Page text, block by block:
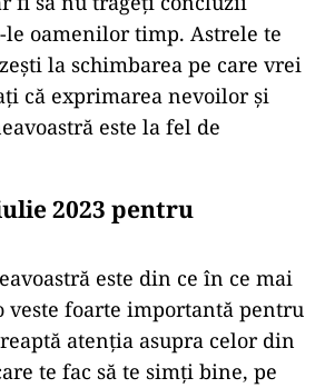
oamenilor timp. Astrele te
la schimbarea pe care vrei
că exprimarea nevoilor și
este la fel de
2023 pentru
este din ce în ce mai
veste foarte importantă pentru
atenția asupra celor din
te fac să te simți bine, pe